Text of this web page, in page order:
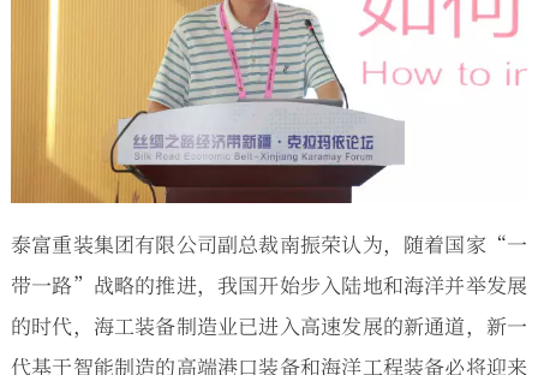
泰富重装集团有限公司副总裁南振荣认为，随着国家“一
带一路”战略的推进，我国开始步入陆地和海洋并举发展
的时代，海工装备制造业已进入高速发展的新通道，新一
代基于智能制造的高端港口装备和海洋工程装备必将迎来